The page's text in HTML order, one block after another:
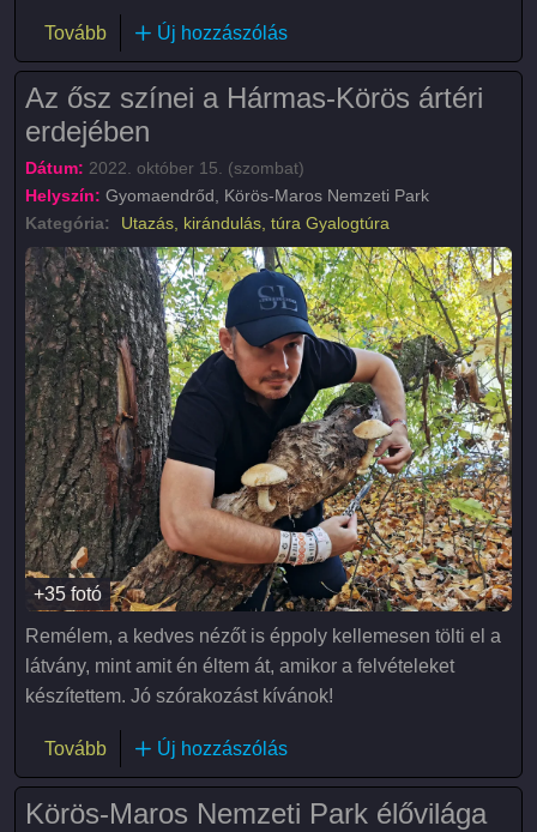
Tovább(Hódtúra a Német-zugi holtág mentén)
Új hozzászólás
Az ősz színei a Hármas-Körös ártéri
erdejében
Dátum: 2022. október 15. (szombat)
Helyszín: Gyomaendrőd, Körös-Maros Nemzeti Park
Kategória:
Utazás, kirándulás, túra Gyalogtúra
+35 fotó
Remélem, a kedves nézőt is éppoly kellemesen tölti el a
látvány, mint amit én éltem át, amikor a felvételeket
készítettem. Jó szórakozást kívánok!
Tovább(Az ősz színei a Hármas-Körös ártéri erdejében)
Új hozzászólás
Körös-Maros Nemzeti Park élővilága